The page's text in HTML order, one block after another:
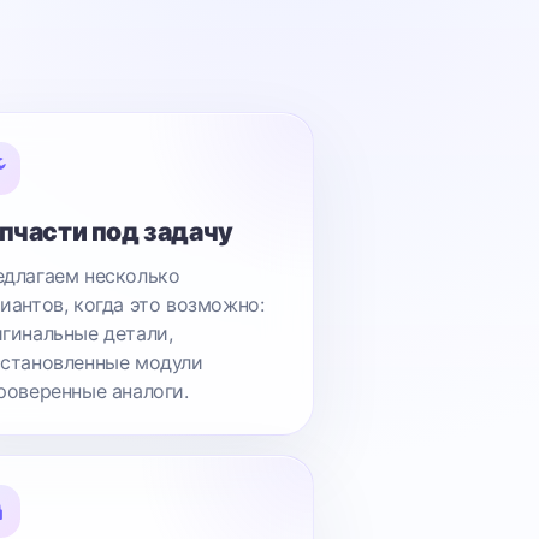
под задачу
несколько
когда это возможно:
детали,
модули
аналоги.